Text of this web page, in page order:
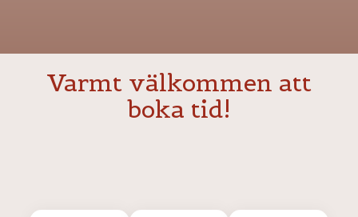
Varmt välkommen att
boka tid!